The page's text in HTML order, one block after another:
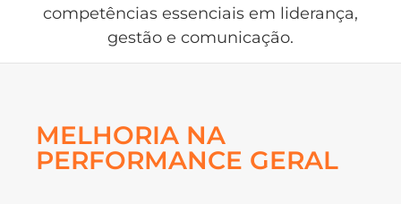
competências essenciais em liderança,
gestão e comunicação.
MELHORIA NA
PERFORMANCE GERAL